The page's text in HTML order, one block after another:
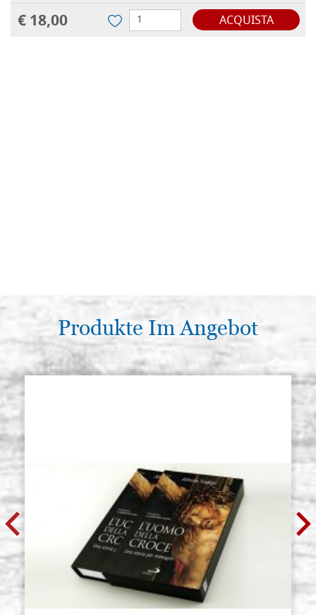
€ 18,00 ACQUISTA
Produkte Im Angebot